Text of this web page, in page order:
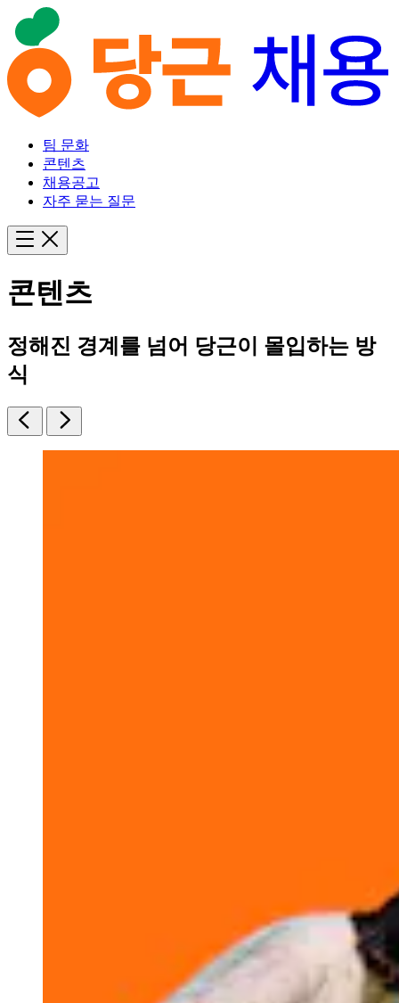
팀 문화
콘텐츠
채용공고
자주 묻는 질문
콘텐츠
정해진 경계를 넘어 당근이 몰입하는 방
식